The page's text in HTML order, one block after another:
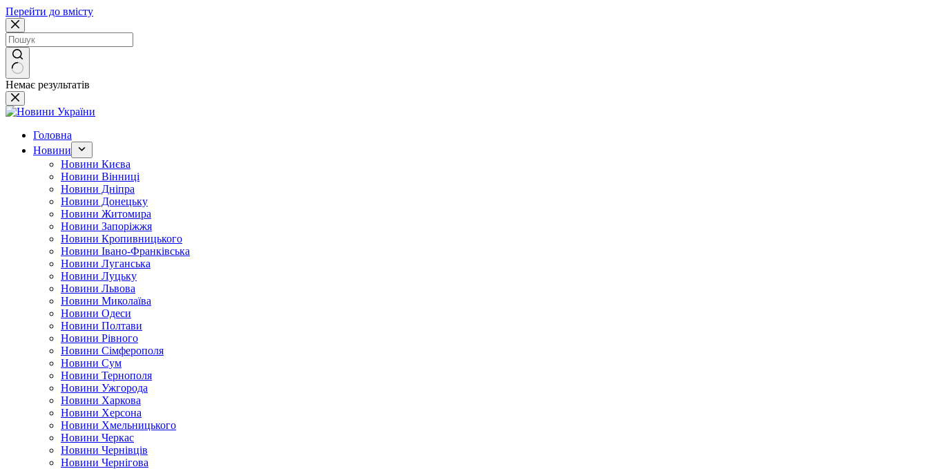
Перейти до вмісту
Немає результатів
Головна
Новини
Новини Києва
Новини Вінниці
Новини Дніпра
Новини Донецьку
Новини Житомира
Новини Запоріжжя
Новини Кропивницького
Новини Івано-Франківська
Новини Луганська
Новини Луцьку
Новини Львова
Новини Миколаїва
Новини Одеси
Новини Полтави
Новини Рівного
Новини Сімферополя
Новини Сум
Новини Тернополя
Новини Ужгорода
Новини Харкова
Новини Херсона
Новини Хмельницького
Новини Черкас
Новини Чернівців
Новини Чернігова